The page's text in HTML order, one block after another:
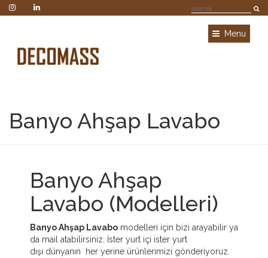
Menu
Banyo Ahşap Lavabo
Banyo Ahşap
Lavabo (Modelleri)
Banyo Ahşap Lavabo modelleri için bizi arayabilir ya
da mail atabilirsiniz. İster yurt içi ister yurt
dışı dünyanın her yerine ürünlerimizi gönderiyoruz.